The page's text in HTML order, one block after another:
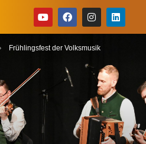
Frühlingsfest der Volksmusik